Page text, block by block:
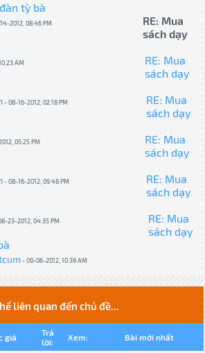
tỳ bà
2012, 08:46 PM
RE: Mua
sách dạy
AM
RE: Mua
sách dạy
- 08-16-2012, 02:18 PM
RE: Mua
sách dạy
05:25 PM
RE: Mua
sách dạy
- 08-16-2012, 09:48 PM
RE: Mua
sách dạy
23-2012, 04:35 PM
RE: Mua
sách dạy
- 09-06-2012, 10:39 AM
liên quan đến chủ đề...
giả
Trả
lời:
Xem: Bài mới nhất